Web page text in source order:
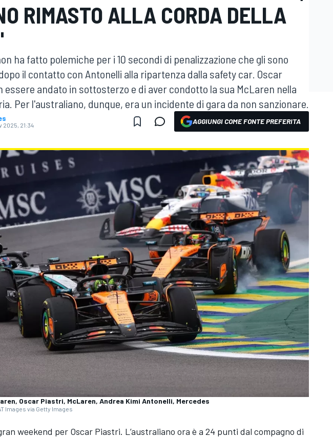
WEC
RIMASTO ALLA CORDA DELLA
ha fatto polemiche per i 10 secondi di penalizzazione che gli sono
il contatto con Antonelli alla ripartenza dalla safety car. Oscar
essere andato in sottosterzo e di aver condotto la sua McLaren nella
Per l'australiano, dunque, era un incidente di gara da non sanzionare.
2025, 21:34 AGGIUNGI COME FONTE PREFERITA
Oscar Piastri, McLaren, Andrea Kimi Antonelli, Mercedes
Images via Getty Images
weekend per Oscar Piastri. L’australiano ora è a 24 punti dal compagno di